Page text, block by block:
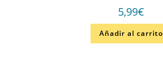
5,99€
Añadir al carrito